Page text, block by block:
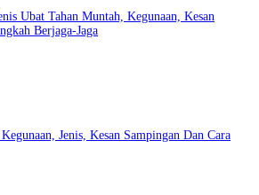
Ubat Tahan Muntah, Kegunaan, Kesan
Berjaga-Jaga
Jenis, Kesan Sampingan Dan Cara